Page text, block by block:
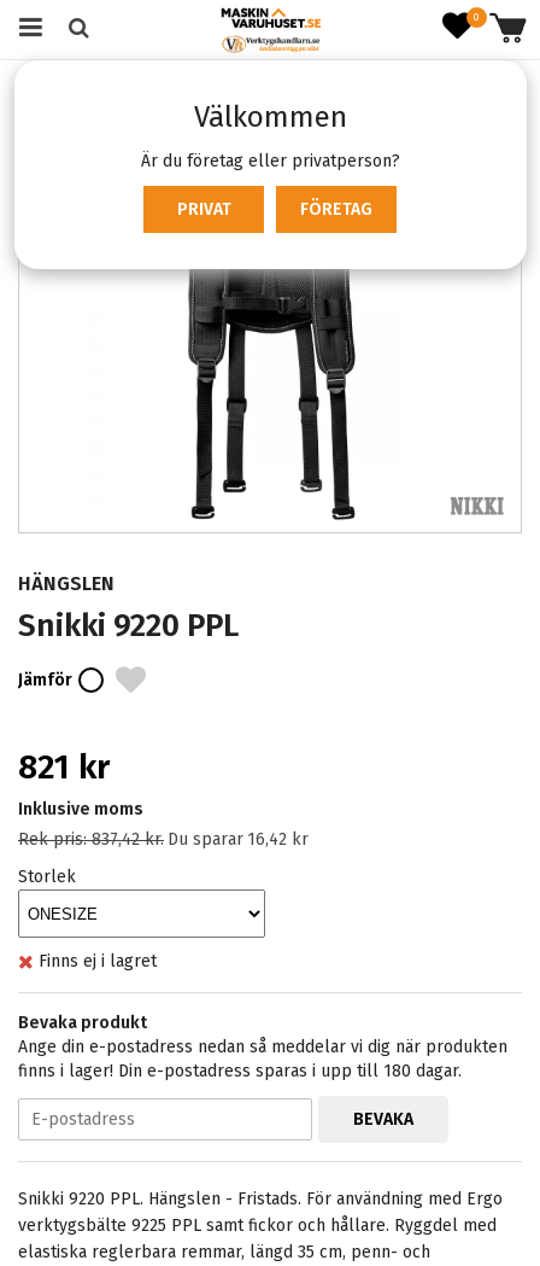
0
Välkommen
Är du företag eller privatperson?
PRIVAT FÖRETAG
SLUTSÅLD
HÄNGSLEN
Snikki 9220 PPL
Jämför
821 kr
Inklusive moms
Rek pris:837,42 kr. Du sparar 16,42 kr
Storlek
Finns ej i lagret
Bevaka produkt
Ange din e-postadress nedan så meddelar vi dig när produkten
finns i lager! Din e-postadress sparas i upp till 180 dagar.
BEVAKA
Snikki 9220 PPL. Hängslen - Fristads. För användning med Ergo
verktygsbälte 9225 PPL samt fickor och hållare. Ryggdel med
elastiska reglerbara remmar, längd 35 cm, penn- och